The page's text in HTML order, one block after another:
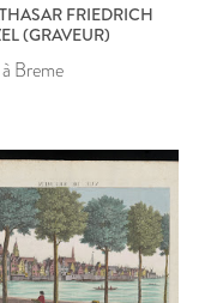
FRIEDRICH
(GRAVEUR)
Breme